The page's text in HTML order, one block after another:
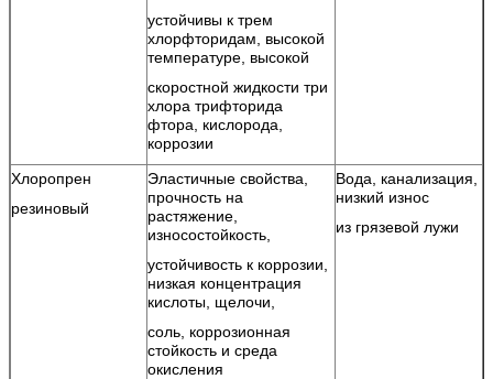
Оставьте сообщение
Мы скоро тебе перезвоним!
устойчивы к трем
хлорфторидам, высокой
температуре, высокой
скоростной жидкости три
хлора трифторида
фтора, кислорода,
коррозии
Хлоропрен
резиновый
Эластичные свойства,
прочность на
растяжение,
износостойкость,
устойчивость к коррозии,
низкая концентрация
кислоты, щелочи,
соль, коррозионная
стойкость и среда
окисления
Вода, канализация,
низкий износ
из грязевой лужи